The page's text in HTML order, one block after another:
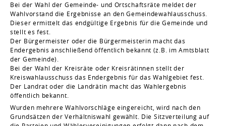
Bei der Wahl der Gemeinde- und Ortschaftsräte meldet der
Wahlvorstand die Ergebnisse an den Gemeindewahlausschuss.
Dieser ermittelt das endgültige Ergebnis für die Gemeinde und
stellt es fest.
Der Bürgermeister oder die Bürgermeisterin macht das
Endergebnis anschließend öffentlich bekannt (z.B. im Amtsblatt
der Gemeinde).
Bei der Wahl der Kreisräte oder Kreisrätinnen stellt der
Kreiswahlausschuss das Endergebnis für das Wahlgebiet fest.
Der Landrat oder die Landrätin macht das Wahlergebnis
öffentlich bekannt.
Wurden mehrere Wahlvorschläge eingereicht, wird nach den
Grundsätzen der Verhältniswahl gewählt. Die Sitzverteilung auf